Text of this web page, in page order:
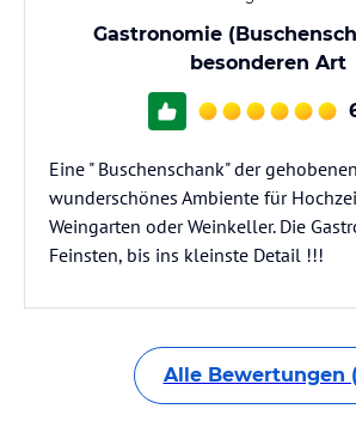
Gastronomie
besonderen Art
Eine " Buschenschank" der
wunderschönes Ambiente für
Weingarten oder Weinkeller. Die
Feinsten, bis ins kleinste Detail !!!
Alle Bewertungen